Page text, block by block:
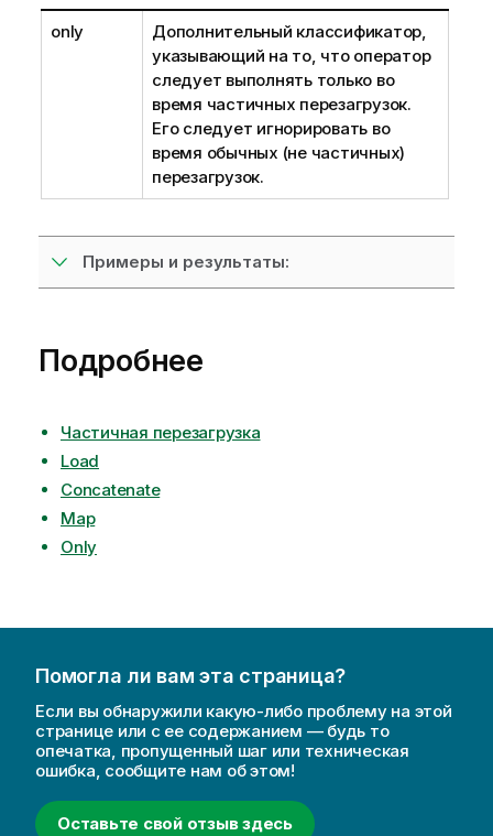
only
Дополнительный классификатор,
указывающий на то, что оператор
следует выполнять только во
время частичных перезагрузок.
Его следует игнорировать во
время обычных (не частичных)
перезагрузок.
Примеры и результаты:
Подробнее
Частичная перезагрузка
Load
Concatenate
Map
Only
Помогла ли вам эта страница?
Если вы обнаружили какую-либо проблему на этой
странице или с ее содержанием — будь то
опечатка, пропущенный шаг или техническая
ошибка, сообщите нам об этом!
Оставьте свой отзыв здесь